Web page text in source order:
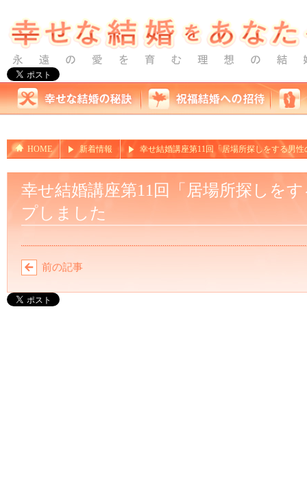
HOME 新着情報 幸せ結婚講座第11回「居場所探しをする男
幸せ結婚講座第11回「居場所探しを
プしました
前の記事